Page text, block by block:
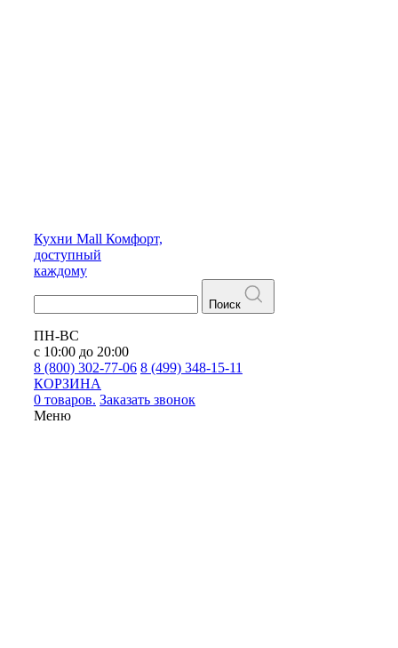
Кухни Mall Комфорт,
доступный
каждому
Поиск
ПН-ВС
с 10:00 до 20:00
8 (800) 302-77-06 8 (499) 348-15-11
КОРЗИНА
0 товаров. Заказать звонок
Меню